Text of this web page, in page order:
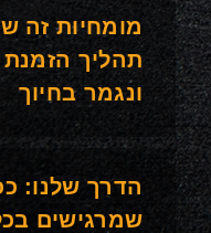
מומחיות זה
תהליך הזמנת
ונגמר בחיוך
הדרך שלנו:
שמרגישים